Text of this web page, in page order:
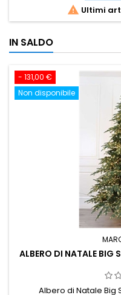
 Ultimi
IN SALDO
- 131,00 €
Non disponibile
ALBERO DI NATALE
Albero di Natale Big